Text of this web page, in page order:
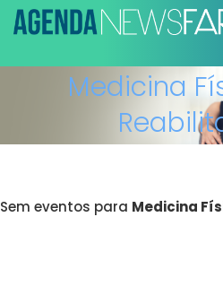
Medicina
Sem eventos para Medicina